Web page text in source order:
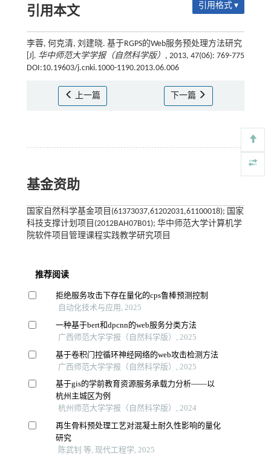
引用本文 引用格式 ▾
李蓉, 何克清, 刘建晓. 基于RGPS的Web服务预处理方法研究
[J]. 华中师范大学学报（自然科学版） , 2013, 47(06): 769-775
DOI:10.19603/j.cnki.1000-1190.2013.06.006
上一篇 下一篇
基金资助
国家自然科学基金项目(61373037,61202031,61100018); 国家
科技支撑计划项目(2012BAH07B01); 华中师范大学计算机学
院软件项目管理课程实践教学研究项目